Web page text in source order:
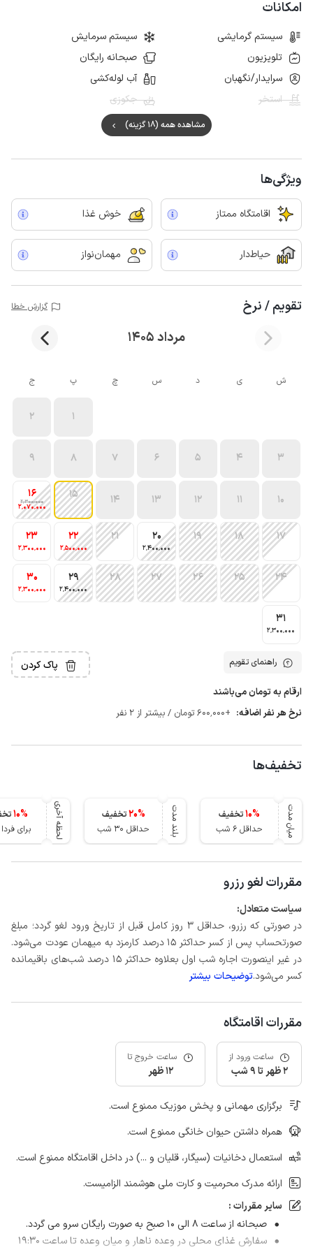
امکانات
سیستم گرمایشی
سیستم سرمایش
تلویزیون
صبحانه رایگان
سرایدار/نگهبان
آب لوله‌کشی
استخر
جکوزی
مشاهده همه (18 گزینه)
ویژگی‌ها
اقامتگاه ممتاز خوش غذا
حیاط‌دار مهمان‌نواز
تقویم / نرخ گزارش خطا
مرداد 1405
ش ی د س چ پ ج
1
2
3
4
5
6
7
8
9
10
11
12
13
14
15
16
2٬300٬000
2٬070٬000
17
18
19
20
2٬400٬000
21
22
2٬500٬000
23
2٬300٬000
24
25
26
27
28
29
2٬400٬000
30
2٬300٬000
31
2٬300٬000
راهنمای تقویم پاک کردن
ارقام به تومان می‌باشند
نرخ هر نفر اضافه: +600٬000 تومان / بیشتر از 2 نفر
تخفیف‌ها
میان مدت 10%
تخفیف
حداقل 6 شب
بلند مدت 20%
تخفیف
حداقل 30 شب
لحظه آخری 10%
برای
مقررات لغو رزرو
سیاست متعادل:
در صورتی که رزرو، حداقل 3 روز کامل قبل از تاریخ ورود لغو گردد؛ مبلغ
صورتحساب پس از کسر حداکثر 15 درصد کارمزد به میهمان عودت می‌شود.
در غیر اینصورت اجاره شب اول بعلاوه حداکثر 15 درصد شب‌های باقیمانده
کسر می‌شود.توضیحات بیشتر
مقررات اقامتگاه
ساعت ورود از
2 ظهر تا 9 شب
ساعت خروج تا
12 ظهر
برگزاری مهمانی و پخش موزیک ممنوع است.
همراه داشتن حیوان خانگی ممنوع است.
استعمال دخانیات (سیگار، قلیان و ...) در داخل اقامتگاه ممنوع است.
ارائه مدرک محرمیت و کارت ملی هوشمند الزامیست.
سایر مقررات :
صبحانه از ساعت ۸ الی ۱۰ صبح به صورت رایگان سرو می گردد.
سفارش غذای محلی در وعده ناهار و میان وعده تا ساعت ۱۹:۳۰